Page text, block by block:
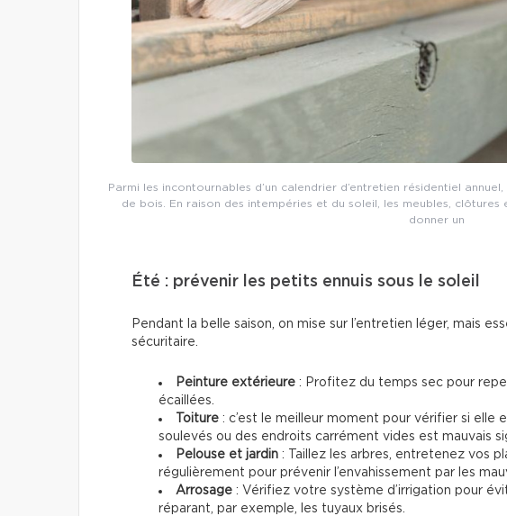
Parmi les incontournables d’un calendrier d’entretien résidentiel
de bois. En raison des intempéries et du soleil, les meubles,
donner un
Été : prévenir les petits ennuis sous le soleil
Pendant la belle saison, on mise sur l’entretien léger, mais
sécuritaire.
Peinture extérieure : Profitez du temps sec pour
écaillées.
Toiture : c’est le meilleur moment pour vérifier si elle
soulevés ou des endroits carrément vides est mauvais
Pelouse et jardin : Taillez les arbres, entretenez vos
régulièrement pour prévenir l’envahissement par les
Arrosage : Vérifiez votre système d’irrigation pour
réparant, par exemple, les tuyaux brisés.